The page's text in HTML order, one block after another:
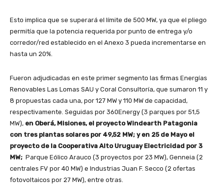
Esto implica que se superará el límite de 500 MW, ya que el pliego
permitía que la potencia requerida por punto de entrega y/o
corredor/red establecido en el Anexo 3 pueda incrementarse en
hasta un 20%.
Fueron adjudicadas en este primer segmento las firmas Energías
Renovables Las Lomas SAU y Coral Consultoría, que sumaron 11 y
8 propuestas cada una, por 127 MW y 110 MW de capacidad,
respectivamente. Seguidas por 360Energy (3 parques por 51,5
MW), en Oberá, Misiones, el proyecto Windearth Patagonia
con tres plantas solares por 49,52 MW; y en 25 de Mayo el
proyecto de la Cooperativa Alto Uruguay Electricidad por 3
MW; Parque Eólico Arauco (3 proyectos por 23 MW), Genneia (2
centrales FV por 40 MW) e Industrias Juan F. Secco (2 ofertas
fotovoltaicos por 27 MW), entre otras.